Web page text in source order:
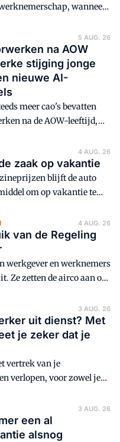
wanneer
de indexatie van de cao-
5 AUG. 26
na AOW
stijging jonge
nieuwe AI-
meer cao's bevatten
na de AOW-leeftijd,
neemt fors toe en sinds
Europese
voor organisaties die
4 AUG. 26
zaak op vakantie
blijft de auto
om op vakantie te
aan te
ter beschikking stellen
specifieke
van een auto van de
brengt wel een aantal
4 AUG. 26
van de Regeling
werkgever en werknemers
Ze zetten de airco aan of
dit niet. En dan is het
Wat zijn daarin je
En heeft dat impact
3 AUG. 26
uit dienst? Met
je zeker dat je
vertrek van je
verlopen, voor zowel je
3 AUG. 26
een al
alsnog